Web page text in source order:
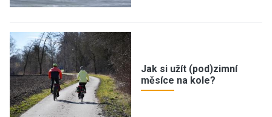
Jak si užít (pod)zimní
měsíce na kole?